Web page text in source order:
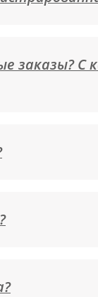
заказы? С